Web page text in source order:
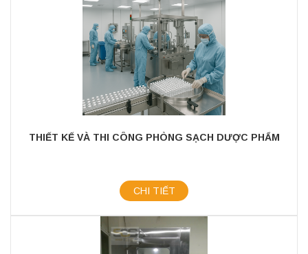
THIẾT KẾ VÀ THI CÔNG PHÒNG SẠCH DƯỢC PHẨM
CHI TIẾT